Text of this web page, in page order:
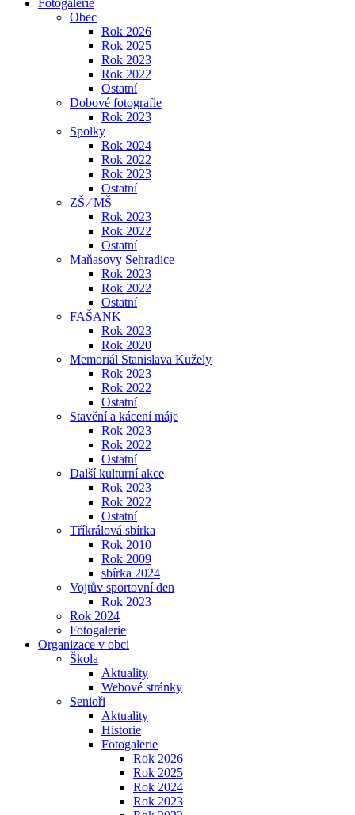
Fotogalerie
Obec
Rok 2026
Rok 2025
Rok 2023
Rok 2022
Ostatní
Dobové fotografie
Rok 2023
Spolky
Rok 2024
Rok 2022
Rok 2023
Ostatní
ZŠ ⁄ MŠ
Rok 2023
Rok 2022
Ostatní
Maňasovy Sehradice
Rok 2023
Rok 2022
Ostatní
FAŠANK
Rok 2023
Rok 2020
Memoriál Stanislava Kužely
Rok 2023
Rok 2022
Ostatní
Stavění a kácení máje
Rok 2023
Rok 2022
Ostatní
Další kulturní akce
Rok 2023
Rok 2022
Ostatní
Tříkrálová sbírka
Rok 2010
Rok 2009
sbírka 2024
Vojtův sportovní den
Rok 2023
Rok 2024
Fotogalerie
Organizace v obci
Škola
Aktuality
Webové stránky
Senioři
Aktuality
Historie
Fotogalerie
Rok 2026
Rok 2025
Rok 2024
Rok 2023